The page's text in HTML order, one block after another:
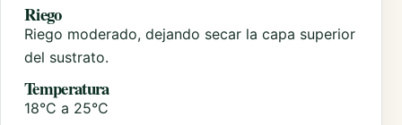
Riego
Riego moderado, dejando secar la capa superior
del sustrato.
Temperatura
18°C a 25°C